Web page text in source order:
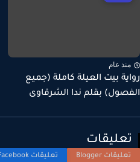
عام
بيت العيلة كاملة (جميع
بقلم ندا الشرقاوى